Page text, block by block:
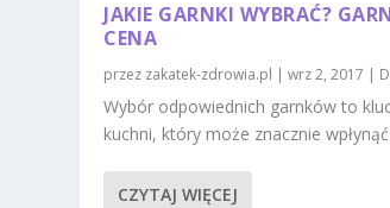
JAKIE GARNKI WYBRAĆ?
CENA
przez zakatek-zdrowia.pl |wrz 2, 2017 |
Wybór odpowiednich garnków to
kuchni, który może znacznie
CZYTAJ WIĘCEJ